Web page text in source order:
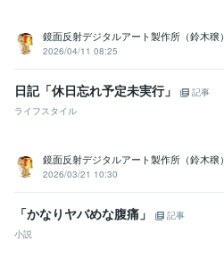
鏡面反射デジタルアート製作所（鈴木穣）
2026/04/11 08:25
日記「休日忘れ予定未実行」
記事
ライフスタイル
鏡面反射デジタルアート製作所（鈴木穣）
2026/03/21 10:30
「かなりヤバめな腹痛」
記事
小説